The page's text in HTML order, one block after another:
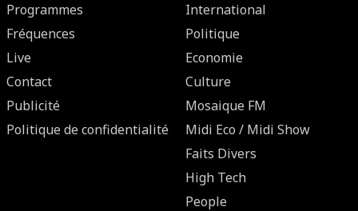
Programmes
Fréquences
Live
Contact
Publicité
Politique de confidentialité
International
Politique
Economie
Culture
Mosaique FM
Midi Eco / Midi Show
Faits Divers
High Tech
People